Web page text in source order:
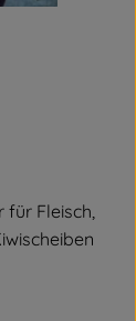
für Fleisch,